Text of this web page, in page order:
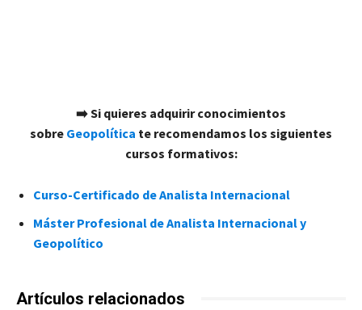
➡️Si quieres adquirir conocimientos
sobre Geopolítica te recomendamos los siguientes
cursos formativos:
Curso-Certificado de Analista Internacional
Máster Profesional de Analista Internacional y
Geopolítico
Artículos relacionados